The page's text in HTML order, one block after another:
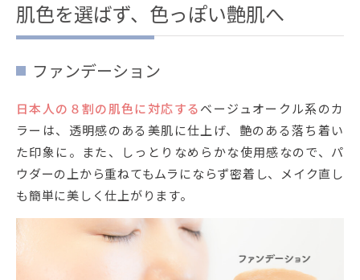
肌色を選ばず、色っぽい艶肌へ
ファンデーション
日本人の８割の肌色に対応する ベージュオークル系のカ
ラーは、透明感のある美肌に仕上げ、艶のある落ち着い
た印象に。また、しっとりなめらかな使用感なので、パ
ウダーの上から重ねてもムラにならず密着し、メイク直し
も簡単に美しく仕上がります。